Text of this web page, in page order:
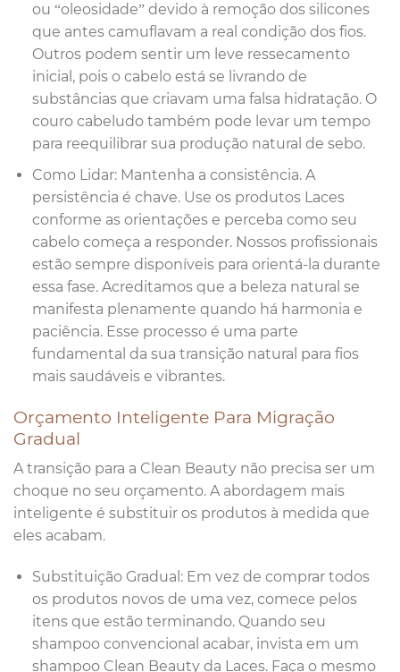
ou “oleosidade” devido à remoção dos silicones
que antes camuflavam a real condição dos fios.
Outros podem sentir um leve ressecamento
inicial, pois o cabelo está se livrando de
substâncias que criavam uma falsa hidratação. O
couro cabeludo também pode levar um tempo
para reequilibrar sua produção natural de sebo.
Como Lidar: Mantenha a consistência. A
persistência é chave. Use os produtos Laces
conforme as orientações e perceba como seu
cabelo começa a responder. Nossos profissionais
estão sempre disponíveis para orientá-la durante
essa fase. Acreditamos que a beleza natural se
manifesta plenamente quando há harmonia e
paciência. Esse processo é uma parte
fundamental da sua transição natural para fios
mais saudáveis e vibrantes.
Orçamento Inteligente Para Migração
Gradual
A transição para a Clean Beauty não precisa ser um
choque no seu orçamento. A abordagem mais
inteligente é substituir os produtos à medida que
eles acabam.
Substituição Gradual: Em vez de comprar todos
os produtos novos de uma vez, comece pelos
itens que estão terminando. Quando seu
shampoo convencional acabar, invista em um
shampoo Clean Beauty da Laces. Faça o mesmo